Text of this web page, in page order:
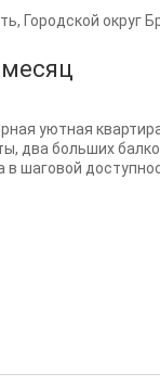
, Городской округ
уютная
два больших
в шаговой